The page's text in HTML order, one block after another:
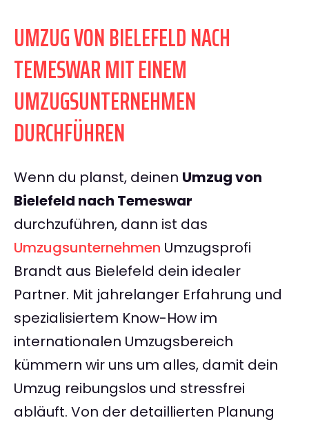
UMZUG VON BIELEFELD NACH
TEMESWAR MIT EINEM
UMZUGSUNTERNEHMEN
DURCHFÜHREN
Wenn du planst, deinen Umzug von
Bielefeld nach Temeswar
durchzuführen, dann ist das
Umzugsunternehmen Umzugsprofi
Brandt aus Bielefeld dein idealer
Partner. Mit jahrelanger Erfahrung und
spezialisiertem Know-How im
internationalen Umzugsbereich
kümmern wir uns um alles, damit dein
Umzug reibungslos und stressfrei
abläuft. Von der detaillierten Planung